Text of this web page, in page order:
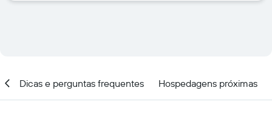
Dicas e perguntas frequentes Hospedagens próximas